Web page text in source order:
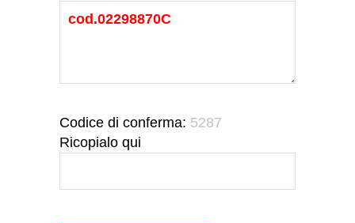
Codice di conferma: 5287
Ricopialo qui